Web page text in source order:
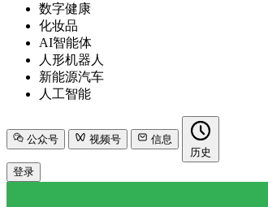
数字健康
化妆品
AI智能体
人形机器人
新能源汽车
人工智能
公众号 视频号
信息
历史
登录